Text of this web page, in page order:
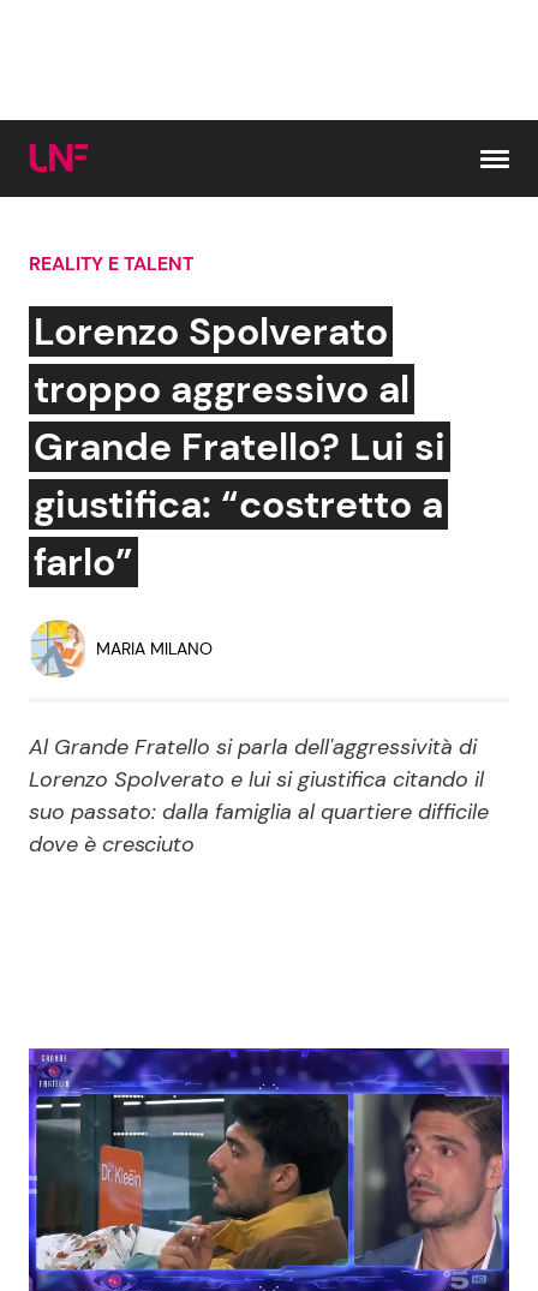
Cerca:
News e Cronaca
Attualità Italiana
Dal Mondo
Economia
Persone Scomparse
Gossip e TV
Bellezze VIP
Coppie VIP
Soap Opera
ShowBiz
Benessere
Casa
Moda e Style
Cucina e Ricette
Consigli di Cucina
Dolci
REALITY E TALENT
Lorenzo Spolverato
troppo aggressivo al
Grande Fratello? Lui si
giustifica: “costretto a
farlo”
MARIA MILANO
Al Grande Fratello si parla dell'aggressività di
Lorenzo Spolverato e lui si giustifica citando il
suo passato: dalla famiglia al quartiere difficile
dove è cresciuto